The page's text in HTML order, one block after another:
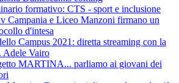
formativo: CTS - sport e inclusione
Campania e Liceo Manzoni firmano un
d'intesa
Campus 2021: diretta streaming con la
Adele Vairo
MARTINA... parliamo ai giovani dei